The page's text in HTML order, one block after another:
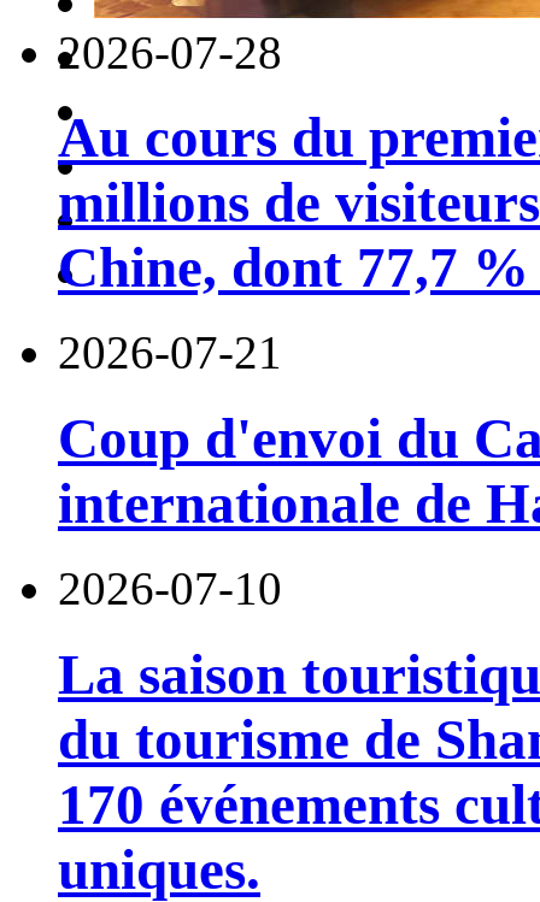
2026-07-28
Au cours du
millions de
Chine, dont 77,7 %
2026-07-21
Coup d'envoi du
internationale de
2026-07-10
La saison
du tourisme de
170 événements
uniques.